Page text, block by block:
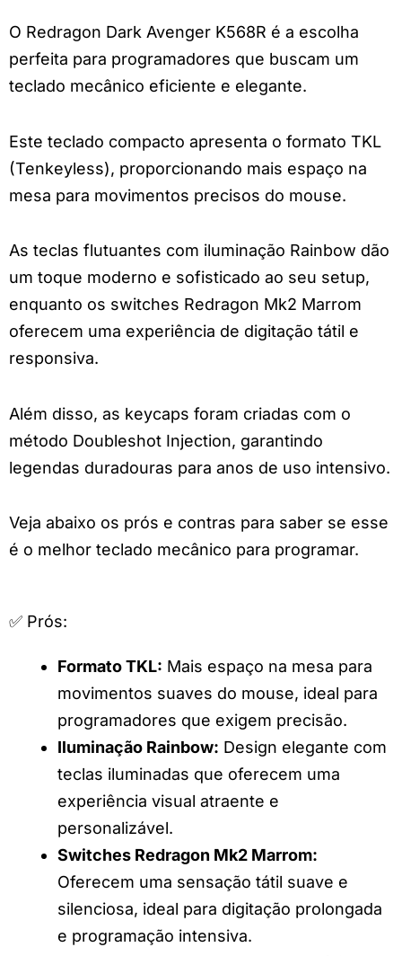
O Redragon Dark Avenger K568R é a escolha
perfeita para programadores que buscam um
teclado mecânico eficiente e elegante.
Este teclado compacto apresenta o formato TKL
(Tenkeyless), proporcionando mais espaço na
mesa para movimentos precisos do mouse.
As teclas flutuantes com iluminação Rainbow dão
um toque moderno e sofisticado ao seu setup,
enquanto os switches Redragon Mk2 Marrom
oferecem uma experiência de digitação tátil e
responsiva.
Além disso, as keycaps foram criadas com o
método Doubleshot Injection, garantindo
legendas duradouras para anos de uso intensivo.
Veja abaixo os prós e contras para saber se esse
é o melhor teclado mecânico para programar.
✅ Prós:
Formato TKL: Mais espaço na mesa para
movimentos suaves do mouse, ideal para
programadores que exigem precisão.
Iluminação Rainbow: Design elegante com
teclas iluminadas que oferecem uma
experiência visual atraente e
personalizável.
Switches Redragon Mk2 Marrom:
Oferecem uma sensação tátil suave e
silenciosa, ideal para digitação prolongada
e programação intensiva.